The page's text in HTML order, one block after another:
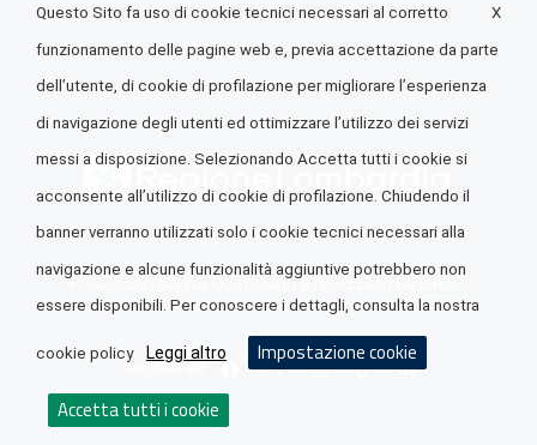
© 2026 Lombardia Quotidiano è realizzato daA.R.I.A.
Seguici su
X
Questo Sito fa uso di cookie tecnici necessari al corretto
funzionamento delle pagine web e, previa accettazione da parte
dell’utente, di cookie di profilazione per migliorare l’esperienza
di navigazione degli utenti ed ottimizzare l’utilizzo dei servizi
messi a disposizione. Selezionando Accetta tutti i cookie si
acconsente all’utilizzo di cookie di profilazione. Chiudendo il
banner verranno utilizzati solo i cookie tecnici necessari alla
navigazione e alcune funzionalità aggiuntive potrebbero non
essere disponibili. Per conoscere i dettagli, consulta la nostra
cookie policy Leggi altro Impostazione cookie
Accetta tutti i cookie